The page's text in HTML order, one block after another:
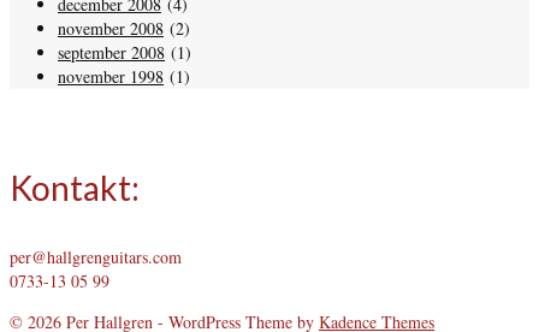
november 2008 (2)
september 2008 (1)
november 1998 (1)
Kontakt:
per@hallgrenguitars.com
0733-13 05 99
© 2026 Per Hallgren - WordPress Theme by Kadence Themes